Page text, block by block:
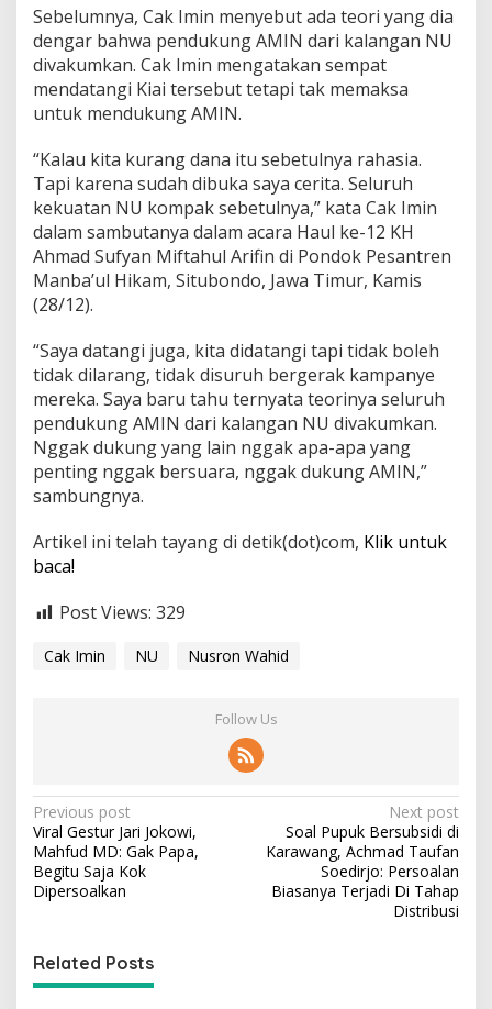
Sebelumnya, Cak Imin menyebut ada teori yang dia
dengar bahwa pendukung AMIN dari kalangan NU
divakumkan. Cak Imin mengatakan sempat
mendatangi Kiai tersebut tetapi tak memaksa
untuk mendukung AMIN.
“Kalau kita kurang dana itu sebetulnya rahasia.
Tapi karena sudah dibuka saya cerita. Seluruh
kekuatan NU kompak sebetulnya,” kata Cak Imin
dalam sambutanya dalam acara Haul ke-12 KH
Ahmad Sufyan Miftahul Arifin di Pondok Pesantren
Manba’ul Hikam, Situbondo, Jawa Timur, Kamis
(28/12).
“Saya datangi juga, kita didatangi tapi tidak boleh
tidak dilarang, tidak disuruh bergerak kampanye
mereka. Saya baru tahu ternyata teorinya seluruh
pendukung AMIN dari kalangan NU divakumkan.
Nggak dukung yang lain nggak apa-apa yang
penting nggak bersuara, nggak dukung AMIN,”
sambungnya.
Artikel ini telah tayang di detik(dot)com, Klik untuk
baca!
Post Views: 329
Cak Imin NU Nusron Wahid
Follow Us
P
o
s
t
a
Previous post
Viral Gestur Jari Jokowi,
Mahfud MD: Gak Papa,
Begitu Saja Kok
Dipersoalkan
Next post
Soal Pupuk Bersubsidi di
Karawang, Achmad Taufan
Soedirjo: Persoalan
Biasanya Terjadi Di Tahap
Distribusi
Related Posts